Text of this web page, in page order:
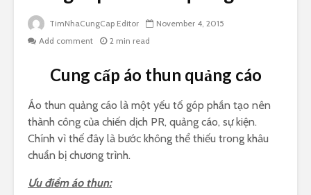
TimNhaCungCap Editor
November 4, 2015
Add comment
2 min read
Cung cấp áo thun quảng cáo
Áo thun quảng cáo là một yếu tố góp phần tạo nên
thành công của chiến dịch PR, quảng cáo, sự kiện.
Chính vì thế đây là bước không thể thiếu trong khâu
chuẩn bị chương trình.
Ưu điểm áo thun: